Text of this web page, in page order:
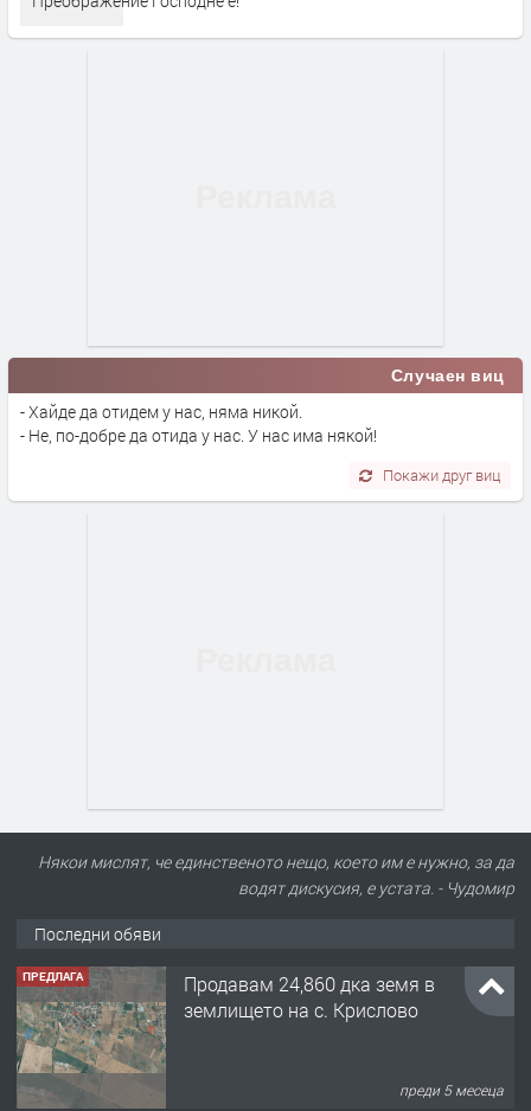
Случаен виц
- Хайде да отидем у нас, няма никой.
- Не, по-добре да отида у нас. У нас има някой!
Покажи друг виц
Някои мислят, че единственото нещо, което им е нужно, за да
водят дискусия, е устата. - Чудомир
Последни обяви
ПРЕДЛАГА
Продавам 24,860 дка земя в
землището на с. Крислово
преди 5 месеца